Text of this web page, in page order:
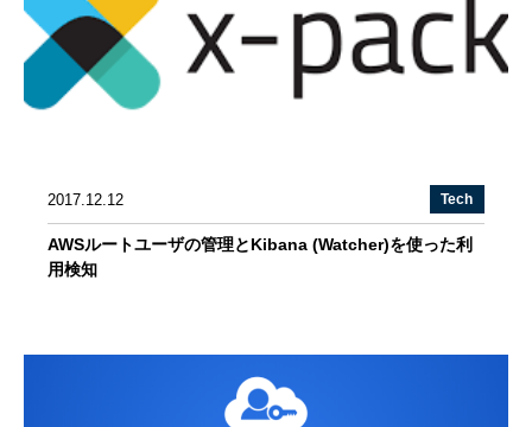
2017.12.12 Tech
AWSルートユーザの管理とKibana (Watcher)を使った利
用検知